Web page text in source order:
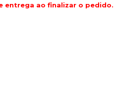
entrega ao finalizar o pedido.